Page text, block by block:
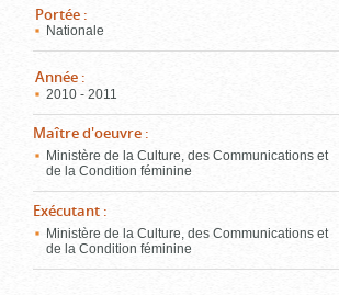
Portée :
Nationale
Année :
2010 - 2011
Maître d'oeuvre :
Ministère de la Culture, des Communications et
de la Condition féminine
Exécutant :
Ministère de la Culture, des Communications et
de la Condition féminine